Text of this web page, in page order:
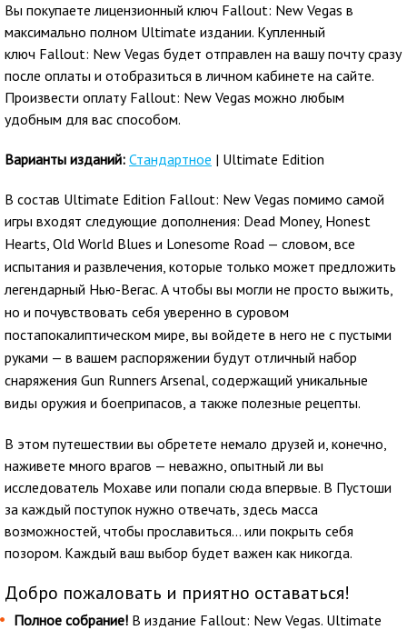
Вы покупаете лицензионный ключ Fallout: New Vegas в
максимально полном Ultimate издании. Купленный
ключ Fallout: New Vegas будет отправлен на вашу почту сразу
после оплаты и отобразиться в личном кабинете на сайте.
Произвести оплату Fallout: New Vegas можно любым
удобным для вас способом.
Варианты изданий: Стандартное | Ultimate Edition
В состав Ultimate Edition Fallout: New Vegas помимо самой
игры входят следующие дополнения: Dead Money, Honest
Hearts, Old World Blues и Lonesome Road — словом, все
испытания и развлечения, которые только может предложить
легендарный Нью-Вегас. А чтобы вы могли не просто выжить,
но и почувствовать себя уверенно в суровом
постапокалиптическом мире, вы войдете в него не с пустыми
руками — в вашем распоряжении будут отличный набор
снаряжения Gun Runners Arsenal, содержащий уникальные
виды оружия и боеприпасов, а также полезные рецепты.
В этом путешествии вы обретете немало друзей и, конечно,
наживете много врагов — неважно, опытный ли вы
исследователь Мохаве или попали сюда впервые. В Пустоши
за каждый поступок нужно отвечать, здесь масса
возможностей, чтобы прославиться… или покрыть себя
позором. Каждый ваш выбор будет важен как никогда.
Добро пожаловать и приятно оставаться!
Полное собрание! В издание Fallout: New Vegas. Ultimate